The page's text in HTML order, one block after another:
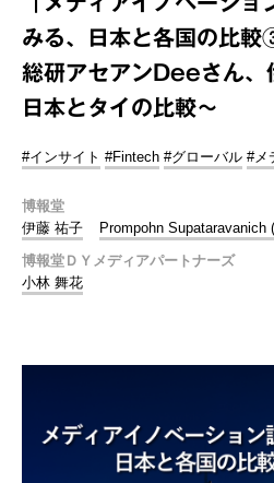
みる、日本と各国の比
総研アセアンDeeさん、
日本とタイの比較～
#インサイト #Fintech #グローバル #メ
博報堂
伊藤 祐子
Prompohn Supataravanich
博報堂ＤＹメディアパートナーズ
小林 舞花